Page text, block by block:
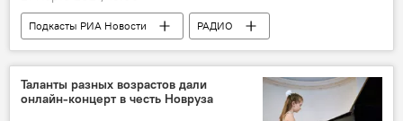
Подкасты РИА Новости
РАДИО
МУЛЬТИМЕДИА
Новости
Таланты разных возрастов дали
онлайн-концерт в честь Новруза